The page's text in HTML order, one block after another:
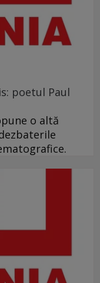
poetul Paul
o altă